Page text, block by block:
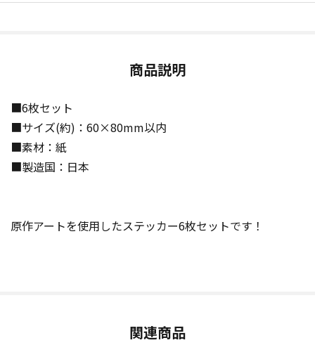
商品説明
■6枚セット
■サイズ(約)：60×80mm以内
■素材：紙
■製造国：日本
原作アートを使用したステッカー6枚セットです！
関連商品